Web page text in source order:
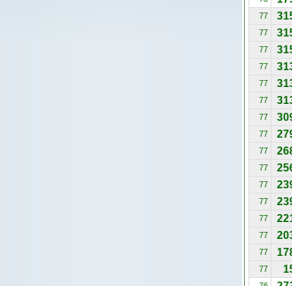
77
77
77
77
77
77
77
77
77
77
77
77
77
77
77
77